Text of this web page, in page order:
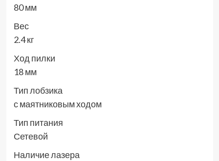
80 мм
Вес
2.4 кг
Ход пилки
18 мм
Тип лобзика
с маятниковым ходом
Тип питания
Сетевой
Наличие лазера